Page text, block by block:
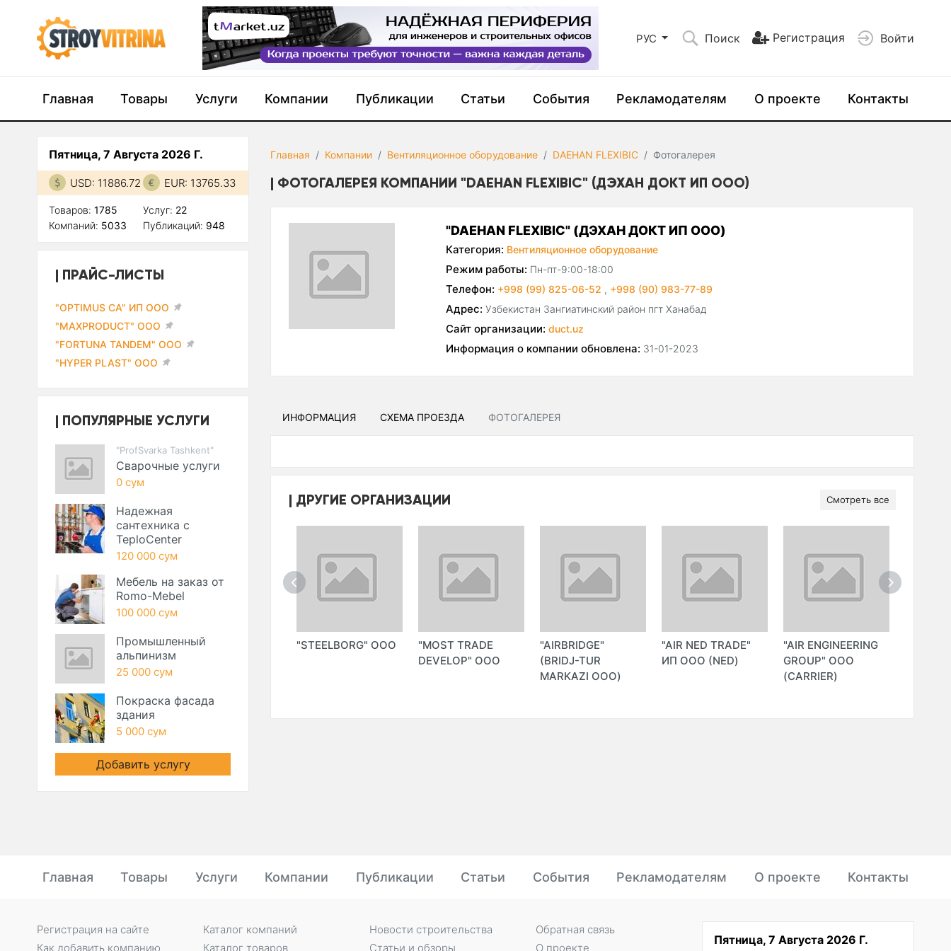
РУС Поиск Регистрация Войти
Главная Товары Услуги Компании Публикации Статьи События Рекламодателям О проекте Контакты
Главная Компании Вентиляционное оборудование DAEHAN FLEXIBIC Фотогалерея
ФОТОГАЛЕРЕЯ КОМПАНИИ "DAEHAN FLEXIBIC" (ДЭХАН ДОКТ ИП ООО)
"DAEHAN FLEXIBIC" (ДЭХАН ДОКТ ИП ООО)
Категория: Вентиляционное оборудование
Режим работы: Пн-пт-9:00-18:00
Телефон: +998 (99) 825-06-52 , +998 (90) 983-77-89
Адрес: Узбекистан Зангиатинский район пгт Ханабад
Сайт организации: duct.uz
Информация о компании обновлена: 31-01-2023
ИНФОРМАЦИЯ СХЕМА ПРОЕЗДА ФОТОГАЛЕРЕЯ
ДРУГИЕ ОРГАНИЗАЦИИ Смотреть все
"FUSE HVAC
ENGINEERING" ООО
"EOL VENT" ООО "STEELBORG" ООО
"MOST TRADE
DEVELOP" ООО
"AIRBRIDGE"
(BRIDJ-TUR
MARKAZI ООО)
"AIR NED TRADE"
ИП ООО (NED)
"AIR ENGINEERING
GROUP" ООО
(CARRIER)
Пятница, 7 Августа 2026 Г.
USD: 11886.72 EUR: 13765.33
Товаров: 1785
Компаний: 5033
Услуг: 22
Публикаций: 948
ПРАЙС-ЛИСТЫ
"OPTIMUS CA" ИП ООО
"MAXPRODUCT" ООО
"FORTUNA TANDEM" ООО
"HYPER PLAST" ООО
ПОПУЛЯРНЫЕ УСЛУГИ
"ProfSvarka Tashkent"
Сварочные услуги
0 сум
Надежная
сантехника с
TeploCenter
120 000 сум
Мебель на заказ от
Romo-Mebel
100 000 сум
Промышленный
альпинизм
25 000 сум
Покраска фасада
здания
5 000 сум
Добавить услугу
Главная Товары Услуги Компании Публикации Статьи События Рекламодателям О проекте Контакты
Пятница, 7 Августа 2026 Г.
Регистрация на сайте
Как добавить компанию
Каталог компаний
Каталог товаров
Новости строительства
Статьи и обзоры
Обратная связь
О проекте